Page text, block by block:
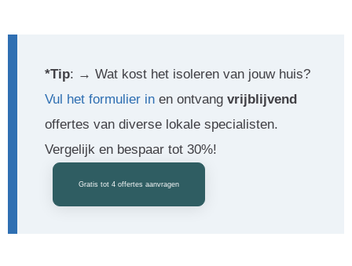
*Tip: → Wat kost het isoleren van jouw huis?
Vul het formulier in en ontvang vrijblijvend
offertes van diverse lokale specialisten.
Vergelijk en bespaar tot 30%!
Gratis tot 4 offertes aanvragen